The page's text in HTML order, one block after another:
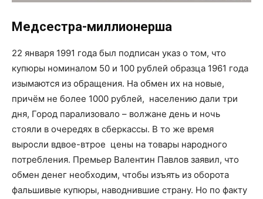
Медсестра-миллионерша
22 января 1991 года был подписан указ о том, что
купюры номиналом 50 и 100 рублей образца 1961 года
изымаются из обращения. На обмен их на новые,
причём не более 1000 рублей, населению дали три
дня, Город парализовало – волжане день и ночь
стояли в очередях в сберкассы. В то же время
выросли вдвое-втрое цены на товары народного
потребления. Премьер Валентин Павлов заявил, что
обмен денег необходим, чтобы изъять из оборота
фальшивые купюры, наводнившие страну. Но по факту